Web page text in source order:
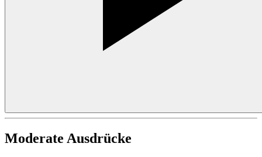
Moderate Ausdrücke